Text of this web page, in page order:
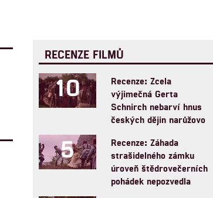
RECENZE FILMŮ
10
Recenze: Zcela
výjimečná Gerta
Schnirch nebarví hnus
českých dějin narůžovo
5
Recenze: Záhada
strašidelného zámku
úroveň štědrovečerních
pohádek nepozvedla